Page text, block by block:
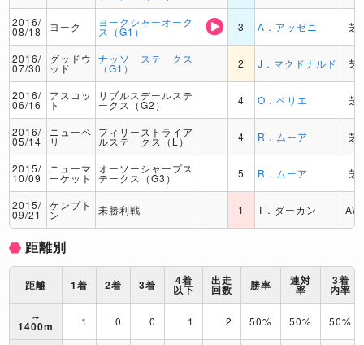
2016/
08/18 ヨーク ヨークシャーオーク
ス（G1） 3 A．アッゼニ 芝
2016/
07/30
グッドウ
ッド
ナッソーステークス
（G1） 2 J．マクドナルド 芝
2016/
06/16
アスコッ
ト
リブルスデールステ
ークス（G2） 4 O．ペリエ 芝
2016/
05/14
ニューベ
リー
フィリーズトライア
ルステークス（L） 4 R．ムーア 芝
2015/
10/09
ニューマ
ーケット
オーソーシャープス
テークス（G3） 5 R．ムーア 芝
2015/
09/21
ケンプト
ン 未勝利戦 1 T．ダーカン AW
距離別
距離 1着 2着 3着 4着
以下
出走
回数 勝率 連対
率
3着
内率
～
1400m 1 0 0 1 2 50% 50% 50%